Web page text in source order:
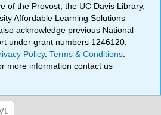
of the Provost, the UC Davis Library,
Affordable Learning Solutions
acknowledge previous National
under grant numbers 1246120,
Policy.Terms & Conditions
more information contact us